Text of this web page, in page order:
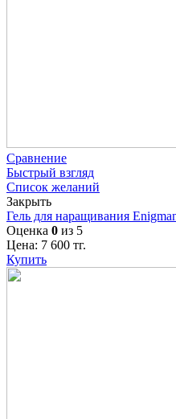
Сравнение
Быстрый взгляд
Список желаний
Закрыть
Гель для наращивания
Оценка 0 из 5
Цена: 7 600 тг.
Купить